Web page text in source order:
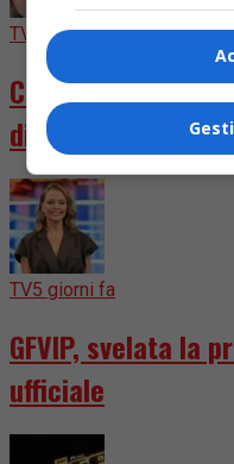
TV 6 giorni fa
Chiara Ferragni
distruggere l’ex”
TV5 giorni fa
GFVIP, svelata la
ufficiale